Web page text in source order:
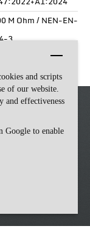
and scripts
of our website.
and effectiveness
Google to enable
M Ohm / NEN-EN-
3